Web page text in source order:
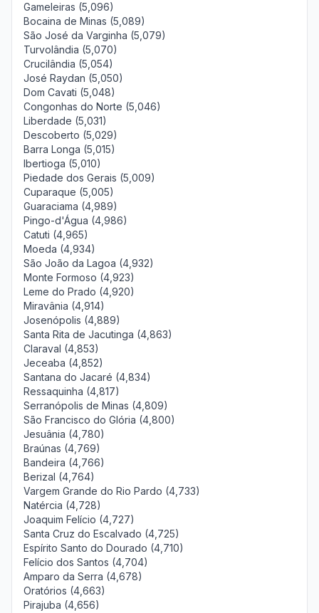
Gameleiras (5,096)
Bocaina de Minas (5,089)
São José da Varginha (5,079)
Turvolândia (5,070)
Crucilândia (5,054)
José Raydan (5,050)
Dom Cavati (5,048)
Congonhas do Norte (5,046)
Liberdade (5,031)
Descoberto (5,029)
Barra Longa (5,015)
Ibertioga (5,010)
Piedade dos Gerais (5,009)
Cuparaque (5,005)
Guaraciama (4,989)
Pingo-d'Água (4,986)
Catuti (4,965)
Moeda (4,934)
São João da Lagoa (4,932)
Monte Formoso (4,923)
Leme do Prado (4,920)
Miravânia (4,914)
Josenópolis (4,889)
Santa Rita de Jacutinga (4,863)
Claraval (4,853)
Jeceaba (4,852)
Santana do Jacaré (4,834)
Ressaquinha (4,817)
Serranópolis de Minas (4,809)
São Francisco do Glória (4,800)
Jesuânia (4,780)
Braúnas (4,769)
Bandeira (4,766)
Berizal (4,764)
Vargem Grande do Rio Pardo (4,733)
Natércia (4,728)
Joaquim Felício (4,727)
Santa Cruz do Escalvado (4,725)
Espírito Santo do Dourado (4,710)
Felício dos Santos (4,704)
Amparo da Serra (4,678)
Oratórios (4,663)
Pirajuba (4,656)